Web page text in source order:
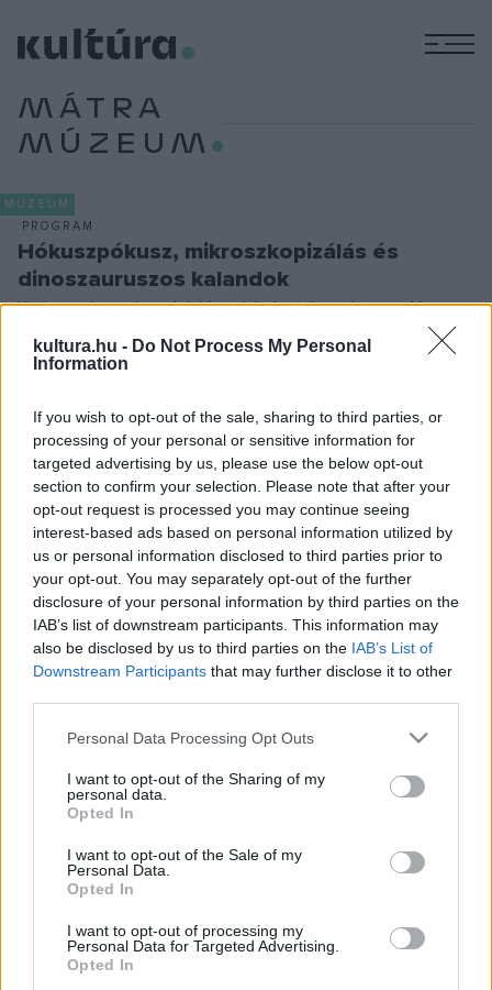
kultura.hu - Do Not Process My Personal
Information
If you wish to opt-out of the sale, sharing to third parties, or
processing of your personal or sensitive information for
targeted advertising by us, please use the below opt-out
section to confirm your selection. Please note that after your
opt-out request is processed you may continue seeing
interest-based ads based on personal information utilized by
us or personal information disclosed to third parties prior to
your opt-out. You may separately opt-out of the further
disclosure of your personal information by third parties on the
IAB’s list of downstream participants. This information may
also be disclosed by us to third parties on the IAB’s List of
Downstream Participants that may further disclose it to other
Please note that this website/app uses one or more Google
not limited to your visit or usage behaviour. You may click to
grant or deny consent to Google and its third-party tags to
use your data for below specified purposes in below Google
consent section.
Personal Data Processing Opt Outs
I want to opt-out of the Sharing of my
personal data.
Opted In
I want to opt-out of the Sale of my
Personal Data.
Opted In
I want to opt-out of processing my
Personal Data for Targeted Advertising.
Opted In
MÁTRA
MÚZEUM
MÚZEUM
PROGRAM
Hókuszpókusz, mikroszkopizálás és
dinoszauruszos kalandok
Kitört a várva várt vakáció, az iskolatáska már a sarokban
piheni ki az éves fáradalmait, az uzsonnászacskó is
szabadságra ment szeptemberig, de mi legyen a gyerekkel?
minőségi idővel nyújtanak segítő jobbot a szülőknek.
PROGRAM
Kajla is segít a múzeumok felfedezésében
a tavaszi szünetben
Idén tavasszal a múzeumok – a kiállítások mellett – új
kalandokkal várják az egész családot. A Petőfi Kulturális
Ügynökség és a Magyar Nemzeti Múzeum Közgyűjteményi
családokat, akik szívesen kalandoznak a kultúra izgalmas
világában.
KULTPOL
Új élménytér a gyöngyösi Mátra